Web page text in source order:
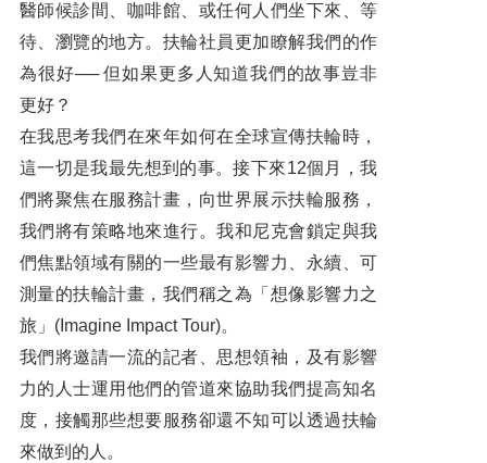
醫師候診間、咖啡館、或任何人們坐下來、等
待、瀏覽的地方。扶輪社員更加瞭解我們的作
為很好── 但如果更多人知道我們的故事豈非
更好？
在我思考我們在來年如何在全球宣傳扶輪時，
這一切是我最先想到的事。接下來12個月，我
們將聚焦在服務計畫，向世界展示扶輪服務，
我們將有策略地來進行。我和尼克會鎖定與我
們焦點領域有關的一些最有影響力、永續、可
測量的扶輪計畫，我們稱之為「想像影響力之
旅」(Imagine Impact Tour)。
我們將邀請一流的記者、思想領袖，及有影響
力的人士運用他們的管道來協助我們提高知名
度，接觸那些想要服務卻還不知可以透過扶輪
來做到的人。